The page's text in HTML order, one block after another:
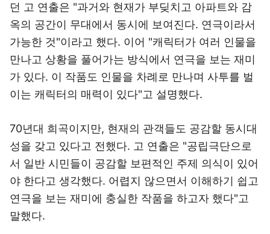
던 고 연출은 "과거와 현재가 부딪치고 아파트와 감
옥의 공간이 무대에서 동시에 보여진다. 연극이라서
가능한 것"이라고 했다. 이어 "캐릭터가 여러 인물을
만나고 상황을 풀어가는 방식에서 연극을 보는 재미
가 있다. 이 작품도 인물을 차례로 만나며 사투를 벌
이는 캐릭터의 매력이 있다"고 설명했다.
70년대 희곡이지만, 현재의 관객들도 공감할 동시대
성을 갖고 있다고 전했다. 고 연출은 "공립극단으로
서 일반 시민들이 공감할 보편적인 주제 의식이 있어
야 한다고 생각했다. 어렵지 않으면서 이해하기 쉽고
연극을 보는 재미에 충실한 작품을 하고자 했다"고
말했다.